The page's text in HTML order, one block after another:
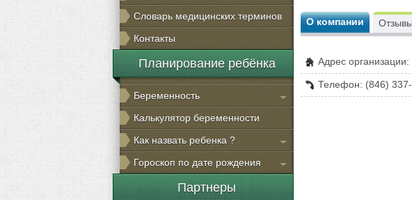
Словарь медицинских терминов
Контакты
Планирование ребёнка
Беременность
Калькулятор беременности
Как назвать ребенка ?
Гороскоп по дате рождения
Партнеры
О компании
Адрес
Телефон: (846)